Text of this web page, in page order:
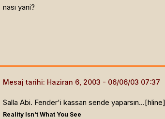
nası yani?
Mesaj tarihi: Haziran 6, 2003
Salla Abi. Fender'i kassan sende yaparsın...[hline]
Reality Isn't What You See